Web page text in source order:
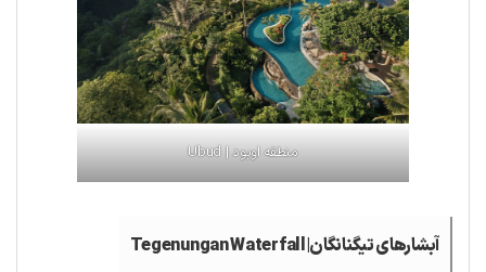
منطقه اوبود | Ubud
آبشارهای تیگنانگان|Tegenungan Waterfall